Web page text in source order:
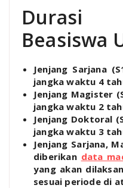
Durasi
Beasiswa
Jenjang Sarjana
jangka waktu 4
Jenjang Magister
jangka waktu 2
Jenjang Doktoral
jangka waktu 3
Jenjang Sarjana,
diberikan data
yang akan
sesuai periode di